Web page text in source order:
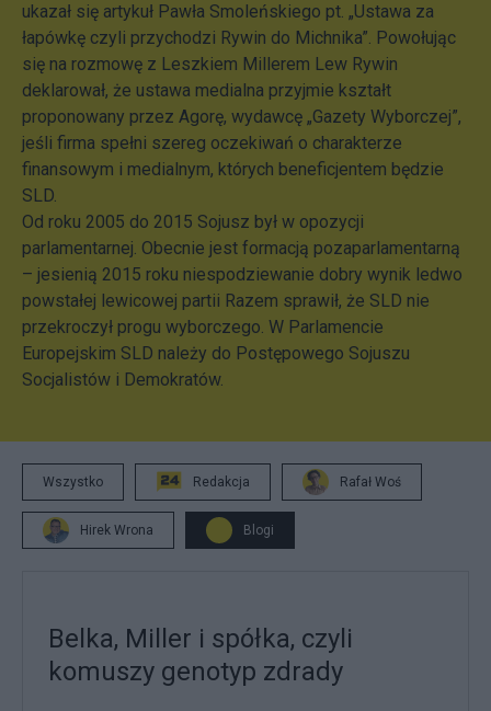
ukazał się artykuł Pawła Smoleńskiego pt. „Ustawa za
łapówkę czyli przychodzi Rywin do Michnika”. Powołując
się na rozmowę z Leszkiem Millerem Lew Rywin
deklarował, że ustawa medialna przyjmie kształt
proponowany przez Agorę, wydawcę „Gazety Wyborczej”,
jeśli firma spełni szereg oczekiwań o charakterze
finansowym i medialnym, których beneficjentem będzie
SLD.
Od roku 2005 do 2015 Sojusz był w opozycji
parlamentarnej. Obecnie jest formacją pozaparlamentarną
– jesienią 2015 roku niespodziewanie dobry wynik ledwo
powstałej lewicowej partii Razem sprawił, że SLD nie
przekroczył progu wyborczego. W Parlamencie
Europejskim SLD należy do Postępowego Sojuszu
Socjalistów i Demokratów.
Wszystko Redakcja Rafał Woś
Hirek Wrona Blogi
Belka, Miller i spółka, czyli
komuszy genotyp zdrady